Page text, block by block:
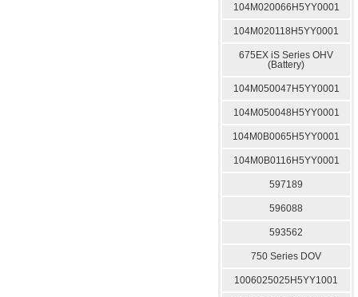
104M020066H5YY0001
104M020118H5YY0001
675EX iS Series OHV
(Battery)
104M050047H5YY0001
104M050048H5YY0001
104M0B0065H5YY0001
104M0B0116H5YY0001
597189
596088
593562
750 Series DOV
1006025025H5YY1001